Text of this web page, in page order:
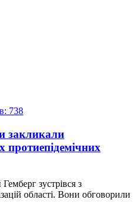
738
закликали
протиепідемічних
зустрівся з
області. Вони обговорили